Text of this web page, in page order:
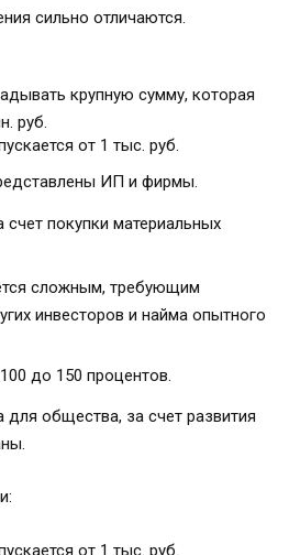
сильно отличаются.
крупную сумму, которая
руб.
от 1 тыс. руб.
ИП и фирмы.
счет покупки материальных
сложным, требующим
инвесторов и найма опытного
до 150 процентов.
общества, за счет развития
от 1 тыс. руб.